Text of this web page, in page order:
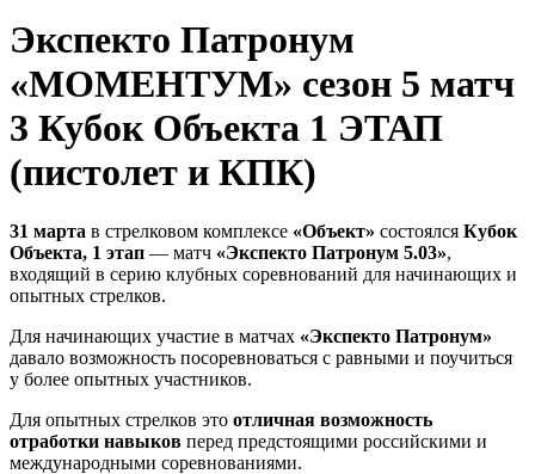
Экспекто Патронум
«МОМЕНТУМ» сезон 5 матч
3 Кубок Объекта 1 ЭТАП
(пистолет и КПК)
31 марта в стрелковом комплексе «Объект» состоялся Кубок
Объекта, 1 этап — матч «Экспекто Патронум 5.03»,
входящий в серию клубных соревнований для начинающих и
опытных стрелков.
Для начинающих участие в матчах «Экспекто Патронум»
давало возможность посоревноваться с равными и поучиться
у более опытных участников.
Для опытных стрелков это отличная возможность
отработки навыков перед предстоящими российскими и
международными соревнованиями.